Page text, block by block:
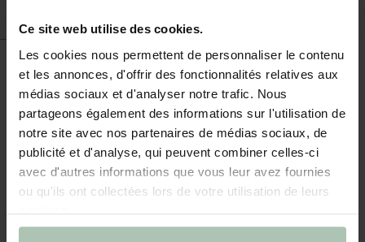
Ce site web utilise des cookies.
Les cookies nous permettent de personnaliser le contenu
et les annonces, d'offrir des fonctionnalités relatives aux
médias sociaux et d'analyser notre trafic. Nous
partageons également des informations sur l'utilisation de
notre site avec nos partenaires de médias sociaux, de
publicité et d'analyse, qui peuvent combiner celles-ci
avec d'autres informations que vous leur avez fournies
ou qu'ils ont collectées lors de votre utilisation de leurs
services.
Coussin jacquard à carreaux - rouge
49.99
Taille sélectionnée: Onesize
Livraison dans: 4–6 jours ouvrés
AJOUTER AU PANIER